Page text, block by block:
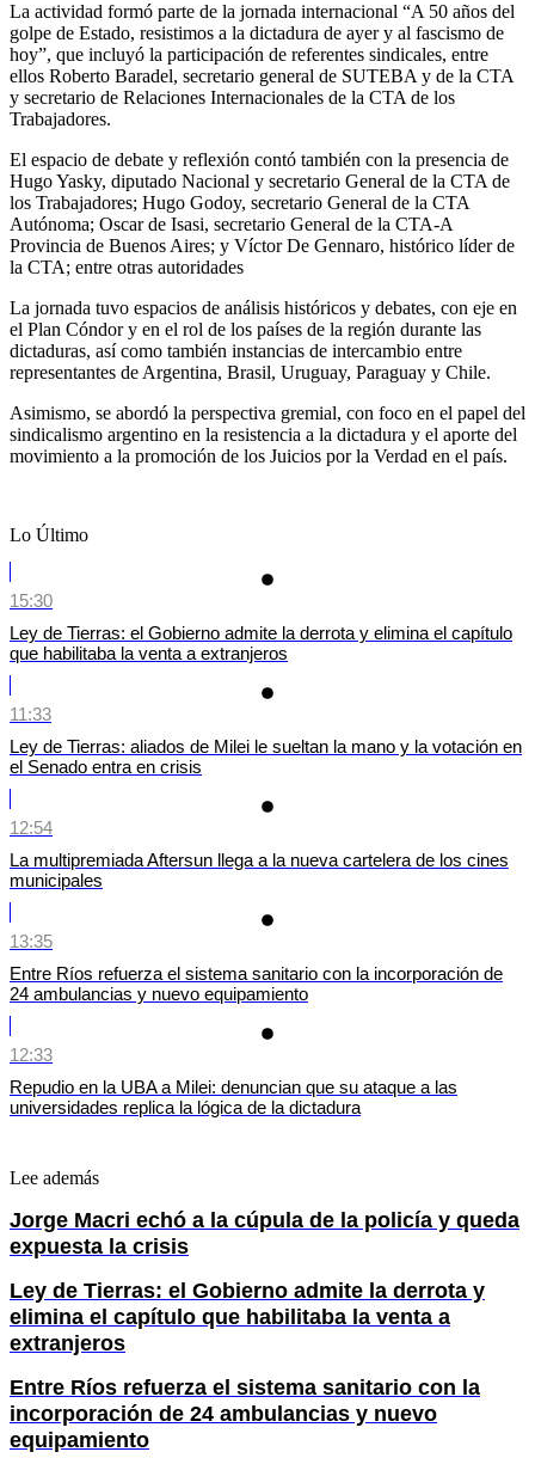
La actividad formó parte de la jornada internacional “A 50 años del
golpe de Estado, resistimos a la dictadura de ayer y al fascismo de
hoy”, que incluyó la participación de referentes sindicales, entre
ellos Roberto Baradel, secretario general de SUTEBA y de la CTA
y secretario de Relaciones Internacionales de la CTA de los
Trabajadores.
El espacio de debate y reflexión contó también con la presencia de
Hugo Yasky, diputado Nacional y secretario General de la CTA de
los Trabajadores; Hugo Godoy, secretario General de la CTA
Autónoma; Oscar de Isasi, secretario General de la CTA-A
Provincia de Buenos Aires; y Víctor De Gennaro, histórico líder de
la CTA; entre otras autoridades
La jornada tuvo espacios de análisis históricos y debates, con eje en
el Plan Cóndor y en el rol de los países de la región durante las
dictaduras, así como también instancias de intercambio entre
representantes de Argentina, Brasil, Uruguay, Paraguay y Chile.
Asimismo, se abordó la perspectiva gremial, con foco en el papel del
sindicalismo argentino en la resistencia a la dictadura y el aporte del
movimiento a la promoción de los Juicios por la Verdad en el país.
Lo Último
15:30
Ley de Tierras: el Gobierno admite la derrota y elimina el capítulo
que habilitaba la venta a extranjeros
11:33
Ley de Tierras: aliados de Milei le sueltan la mano y la votación en
el Senado entra en crisis
12:54
La multipremiada Aftersun llega a la nueva cartelera de los cines
municipales
13:35
Entre Ríos refuerza el sistema sanitario con la incorporación de
24 ambulancias y nuevo equipamiento
12:33
Repudio en la UBA a Milei: denuncian que su ataque a las
universidades replica la lógica de la dictadura
Lee además
Jorge Macri echó a la cúpula de la policía y queda
expuesta la crisis
Ley de Tierras: el Gobierno admite la derrota y
elimina el capítulo que habilitaba la venta a
extranjeros
Entre Ríos refuerza el sistema sanitario con la
incorporación de 24 ambulancias y nuevo
equipamiento